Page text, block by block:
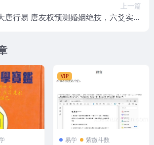
上一篇
唐行易 唐友权预测婚姻绝技，六爻实战
VIP
易学 紫微斗数